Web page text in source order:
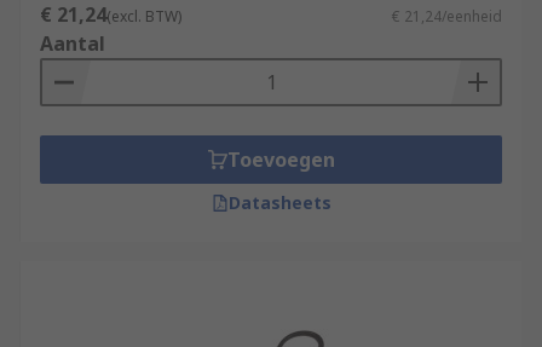
€ 21,24(excl. BTW) € 21,24/eenheid
Aantal
Toevoegen
Datasheets